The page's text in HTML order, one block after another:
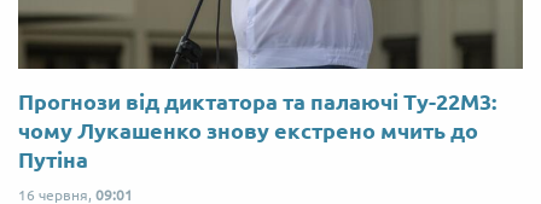
Прогнози від диктатора та палаючі Ту-22М3:
чому Лукашенко знову екстрено мчить до
Путіна
16 червня, 09:01